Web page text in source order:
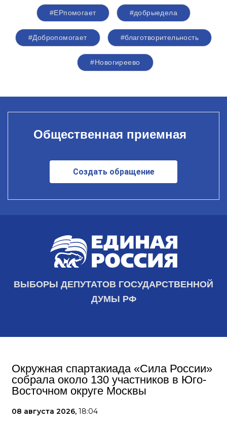
#ЕРпомогает #добрыедела
#Добропомогает #благотворительность
#Новогиреево
Общественная приемная
Создать обращение
ВЫБОРЫ ДЕПУТАТОВ ГОСУДАРСТВЕННОЙ
ДУМЫ РФ
Окружная спартакиада «Сила России»
собрала около 130 участников в Юго-
Восточном округе Москвы
08 августа 2026, 18:04